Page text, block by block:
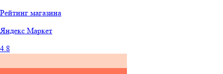
Рейтинг магазина
Яндекс Маркет
4.8